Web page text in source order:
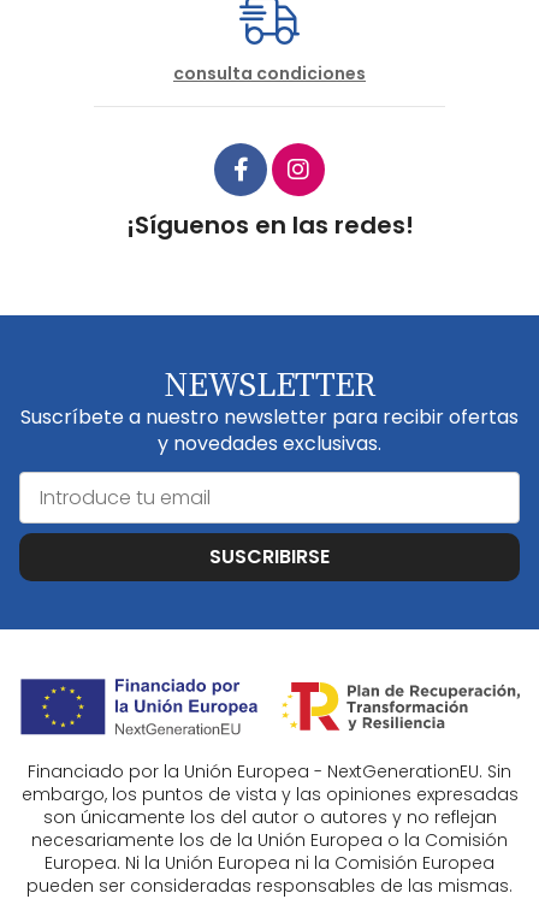
consulta condiciones
¡Síguenos en las redes!
NEWSLETTER
Suscríbete a nuestro newsletter para recibir ofertas
y novedades exclusivas.
SUSCRIBIRSE
Financiado por la Unión Europea - NextGenerationEU. Sin
embargo, los puntos de vista y las opiniones expresadas
son únicamente los del autor o autores y no reflejan
necesariamente los de la Unión Europea o la Comisión
Europea. Ni la Unión Europea ni la Comisión Europea
pueden ser consideradas responsables de las mismas.